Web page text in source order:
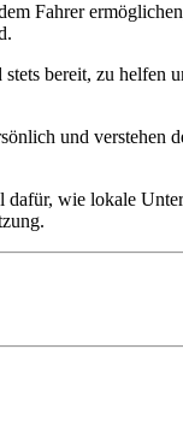
Fahrer
bereit, zu helfen
und verstehen
wie lokale